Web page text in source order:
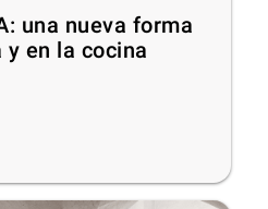
una nueva forma
en la cocina